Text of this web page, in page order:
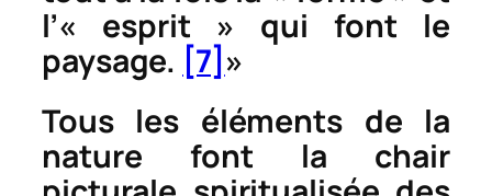
l’« esprit » qui font le
paysage. [7] »
Tous les éléments de la
nature font la chair